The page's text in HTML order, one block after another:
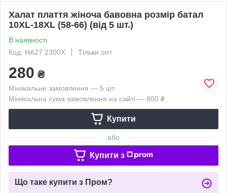
Халат плаття жіноча бавовна розмір батал
10XL-18XL (58-66) (від 5 шт.)
В наявності
Код: HA27 2300X
Тільки опт
280 ₴
Мінімальне замовлення — 5 шт.
Мінімальна сума замовлення на сайті — 800 ₴
Купити
або
Купити з
Що таке купити з Пром?